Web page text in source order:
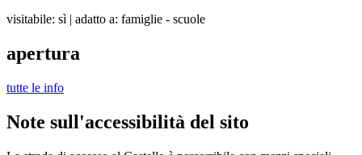
visitabile: sì | adatto a: famiglie - scuole
apertura
tutte le info
Note sull'accessibilità del sito